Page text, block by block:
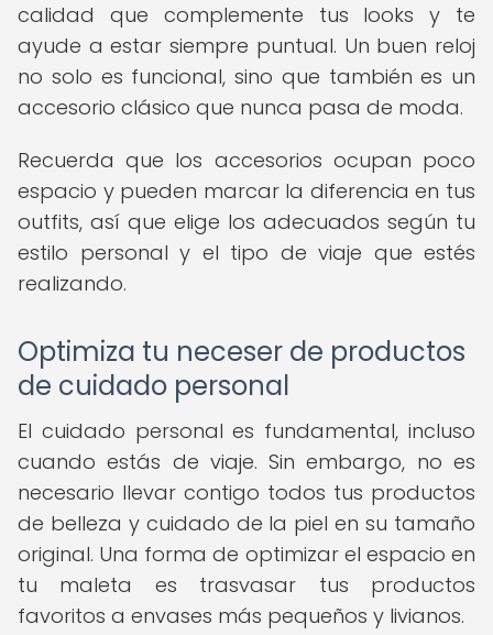
calidad que complemente tus looks y te
ayude a estar siempre puntual. Un buen reloj
no solo es funcional, sino que también es un
accesorio clásico que nunca pasa de moda.
Recuerda que los accesorios ocupan poco
espacio y pueden marcar la diferencia en tus
outfits, así que elige los adecuados según tu
estilo personal y el tipo de viaje que estés
realizando.
Optimiza tu neceser de productos
de cuidado personal
El cuidado personal es fundamental, incluso
cuando estás de viaje. Sin embargo, no es
necesario llevar contigo todos tus productos
de belleza y cuidado de la piel en su tamaño
original. Una forma de optimizar el espacio en
tu maleta es trasvasar tus productos
favoritos a envases más pequeños y livianos.